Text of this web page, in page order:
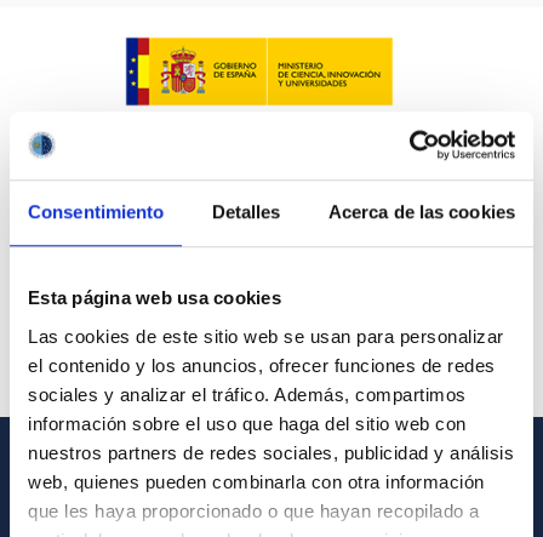
Consentimiento Detalles Acerca de las cookies
Esta página web usa cookies
Las cookies de este sitio web se usan para personalizar
el contenido y los anuncios, ofrecer funciones de redes
sociales y analizar el tráfico. Además, compartimos
información sobre el uso que haga del sitio web con
nuestros partners de redes sociales, publicidad y análisis
web, quienes pueden combinarla con otra información
que les haya proporcionado o que hayan recopilado a
INFORMACIÓN GENERAL